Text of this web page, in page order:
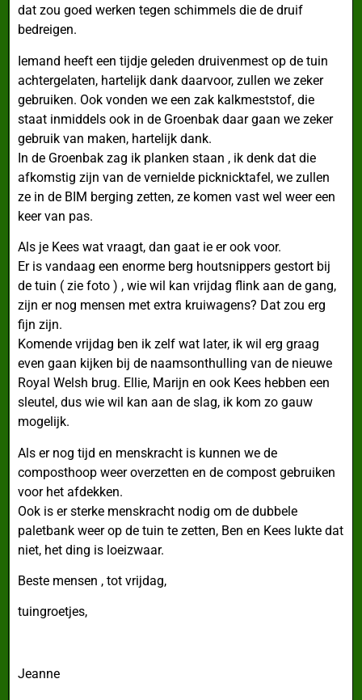
dat zou goed werken tegen schimmels die de druif
bedreigen.
Iemand heeft een tijdje geleden druivenmest op de tuin
achtergelaten, hartelijk dank daarvoor, zullen we zeker
gebruiken. Ook vonden we een zak kalkmeststof, die
staat inmiddels ook in de Groenbak daar gaan we zeker
gebruik van maken, hartelijk dank.
In de Groenbak zag ik planken staan , ik denk dat die
afkomstig zijn van de vernielde picknicktafel, we zullen
ze in de BIM berging zetten, ze komen vast wel weer een
keer van pas.
Als je Kees wat vraagt, dan gaat ie er ook voor.
Er is vandaag een enorme berg houtsnippers gestort bij
de tuin ( zie foto ) , wie wil kan vrijdag flink aan de gang,
zijn er nog mensen met extra kruiwagens? Dat zou erg
fijn zijn.
Komende vrijdag ben ik zelf wat later, ik wil erg graag
even gaan kijken bij de naamsonthulling van de nieuwe
Royal Welsh brug. Ellie, Marijn en ook Kees hebben een
sleutel, dus wie wil kan aan de slag, ik kom zo gauw
mogelijk.
Als er nog tijd en menskracht is kunnen we de
composthoop weer overzetten en de compost gebruiken
voor het afdekken.
Ook is er sterke menskracht nodig om de dubbele
paletbank weer op de tuin te zetten, Ben en Kees lukte dat
niet, het ding is loeizwaar.
Beste mensen , tot vrijdag,
tuingroetjes,
Jeanne